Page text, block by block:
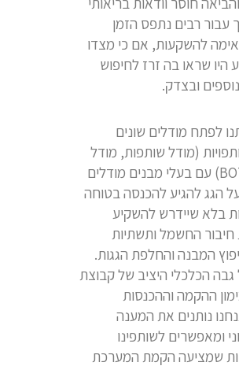
עבור רבים נתפס הזמן
להשקעות, אם כי מצדו
שראו בה זרז לחיפוש
ובצדק.
לפתח מודלים שונים
(מודל שותפות, מודל
שכירות ומודל BOT) עם בעלי מבנים מודלים
הגג להגיע להכנסה בטוחה
בלא שיידרש להשקיע
החשמל ותשתיות
המבנה והחלפת הגגות.
הכלכלי היציב של קבוצת
ההקמה וההכנסות
נותנים את המענה
ומאפשרים לשותפינו
שמציעה הקמת המערכת